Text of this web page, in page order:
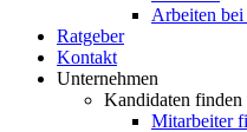
Arbeiten
Ratgeber
Kontakt
Unternehmen
Kandidaten finden
Mitarbeiter